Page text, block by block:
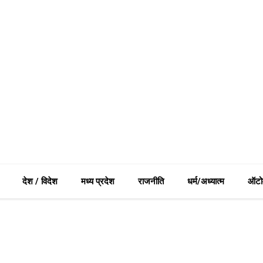
देश / विदेश मध्य प्रदेश राजनीति धर्म/अध्यात्म